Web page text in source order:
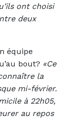
ont choisi
deux
équipe
bout? «Ce
la
mi-février.
à 22h05,
au repos